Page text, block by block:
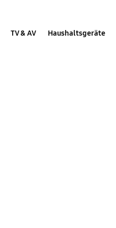
TV & AV Haushaltsgeräte